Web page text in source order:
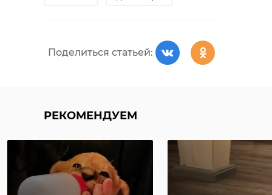
Поделиться статьей:
РЕКОМЕНДУЕМ